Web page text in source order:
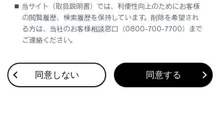
低速時に障害物との接近を検知して音と画面で知らせる
運転を補助する装置の一覧
Advanced Parkメインスイッチを押して駐車操作を支援する
このページは役に立ちましたか？
当サイト（取扱説明書）では、利便性向上のためにお客様
の閲覧履歴、検索履歴を保持しています。削除を希望され
る方は、当社のお客様相談窓口（0800-700-7700）まで
ご連絡ください。
同意しない 同意する